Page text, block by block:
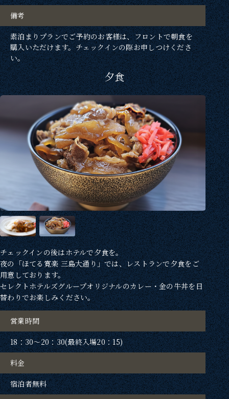
備考
素泊まりプランでご予約のお客様は、フロントで朝食を
購入いただけます。チェックインの際お申しつけくださ
い。
夕食
チェックインの後はホテルで夕食を。
夜の「ほてる寛楽 三島大通り」では、レストランで夕食をご
用意しております。
セレクトホテルズグループオリジナルのカレー・金の牛丼を日
替わりでお楽しみください。
営業時間
18：30〜20：30(最終入場20：15)
料金
宿泊者無料